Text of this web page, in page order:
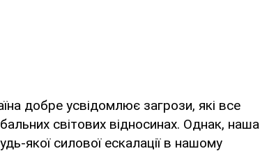
добре усвідомлює загрози, які все
світових відносинах. Однак, наша
якої силової ескалації в нашому